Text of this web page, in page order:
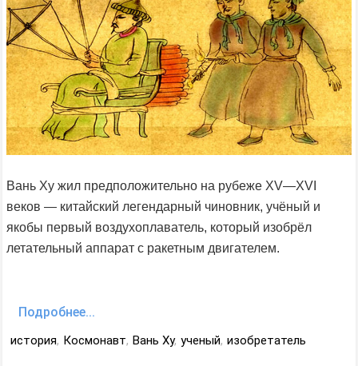
Вань Ху жил предположительно на рубеже XV—XVI
веков — китайский легендарный чиновник, учёный и
якобы первый воздухоплаватель, который изобрёл
летательный аппарат с ракетным двигателем.
Подробнее...
история, Космонавт, Вань Ху, ученый, изобретатель